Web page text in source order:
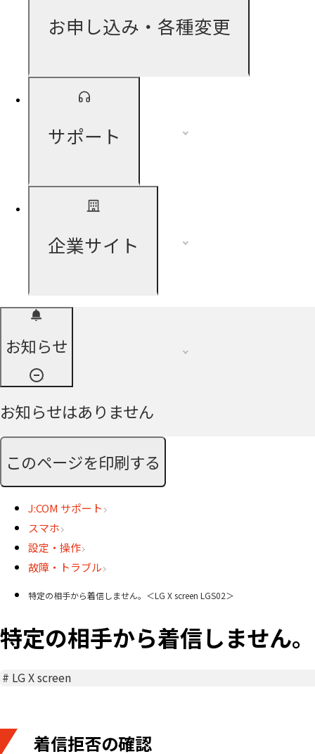
お申し込み・各種変更
サポート
企業サイト
お知らせ
お知らせはありません
このページを印刷する
J:COM サポート
スマホ
設定・操作
故障・トラブル
特定の相手から着信しません。＜LG X screen LGS02＞
特定の相手から着信しません
# LG X screen
着信拒否の確認